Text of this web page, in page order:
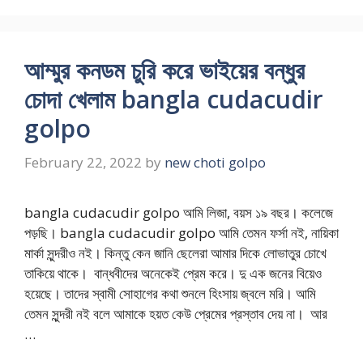
আম্মুর কনডম চুরি করে ভাইয়ের বন্ধুর
চোদা খেলাম bangla cudacudir
golpo
February 22, 2022 by new choti golpo
bangla cudacudir golpo আমি লিজা, বয়স ১৯ বছর। কলেজে
পড়ছি। bangla cudacudir golpo আমি তেমন ফর্সা নই, নায়িকা
মার্কা সুন্দরীও নই। কিন্তু কেন জানি ছেলেরা আমার দিকে লোভাতুর চোখে
তাকিয়ে থাকে। বান্ধবীদের অনেকেই প্রেম করে। দু এক জনের বিয়েও
হয়েছে। তাদের স্বামী সোহাগের কথা শুনলে হিংসায় জ্বলে মরি। আমি
তেমন সুন্দরী নই বলে আমাকে হয়ত কেউ প্রেমের প্রস্তাব দেয় না। আর
…